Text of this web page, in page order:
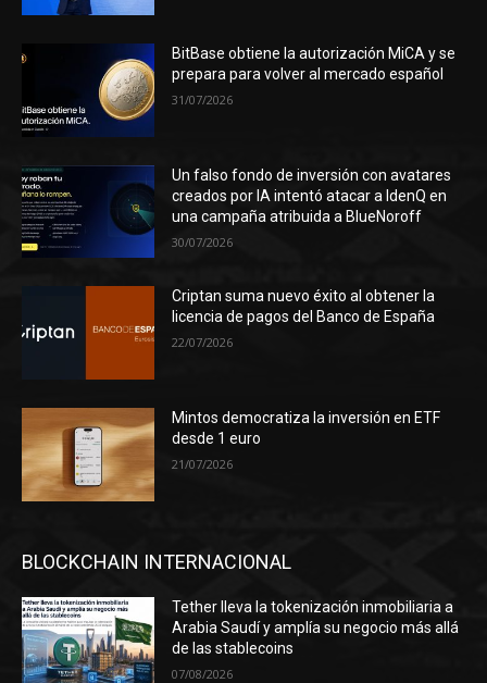
BitBase obtiene la autorización MiCA y se
prepara para volver al mercado español
31/07/2026
Un falso fondo de inversión con avatares
creados por IA intentó atacar a IdenQ en
una campaña atribuida a BlueNoroff
30/07/2026
Criptan suma nuevo éxito al obtener la
licencia de pagos del Banco de España
22/07/2026
Mintos democratiza la inversión en ETF
desde 1 euro
21/07/2026
BLOCKCHAIN INTERNACIONAL
Tether lleva la tokenización inmobiliaria a
Arabia Saudí y amplía su negocio más allá
de las stablecoins
07/08/2026